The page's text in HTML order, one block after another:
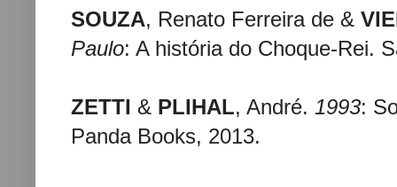
SOUZA, Renato Ferreira de &
Paulo: A história do Choque-Rei.
ZETTI & PLIHAL, André. 1993:
Panda Books, 2013.